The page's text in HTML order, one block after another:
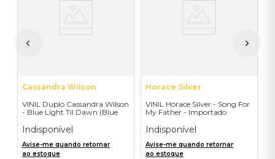
Cassandra Wilson
VINIL Duplo Cassandra Wilson
- Blue Light Til Dawn (Blue
Indisponível
Avise-me quando retornar
ao estoque
Horace Silver
VINIL Horace Silver - Song For
My Father - Importado
Indisponível
Avise-me quando retornar
ao estoque